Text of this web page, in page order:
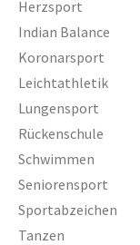
Herzsport
Indian Balance
Koronarsport
Leichtathletik
Lungensport
Rückenschule
Schwimmen
Seniorensport
Sportabzeichen
Tanzen